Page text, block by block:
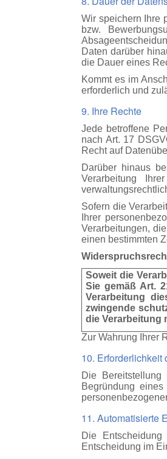
Wir speichern Ihre
bzw.
Daten darüber
die Dauer eines
Kommt es im
erforderlich und
9. Ihre Rechte
Jede betroffene
nach Art. 17
Recht auf
Darüber hinaus
Verarbeitung
Sofern die
Ihrer
Verarbeitungen,
einen bestimmten
Soweit die
Sie gemäß Art.
Verarbeitung
zwingende
die Verarbeitung
Zur Wahrung Ihrer
10. Erforderlichkeit
Die
Begründung
11. Automatisierte
Die
Entscheidung im